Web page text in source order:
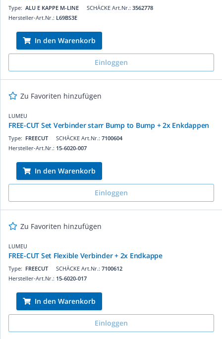
SCHÄCKE Art.Nr.: 3562778
Type: ALU E KAPPE M-LINE
Hersteller-Art.Nr.: L69BS3E
In den Warenkorb
Einloggen
Zu Favoriten hinzufügen
LUMEU
FREE-CUT Set Verbinder starr Bump to Bump + 2x Enkdappen
SCHÄCKE Art.Nr.: 7100604
Type: FREECUT
Hersteller-Art.Nr.: 15-6020-007
In den Warenkorb
Einloggen
Zu Favoriten hinzufügen
LUMEU
FREE-CUT Set Flexible Verbinder + 2x Endkappe
SCHÄCKE Art.Nr.: 7100612
Type: FREECUT
Hersteller-Art.Nr.: 15-6020-017
In den Warenkorb
Einloggen